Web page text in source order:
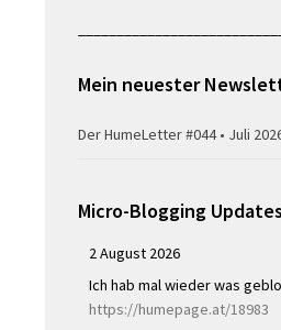
Mein neuester
Der HumeLetter #044 • Juli
Micro-Blogging Updates
2 August 2026
Ich hab mal wieder was
https://humepage.at/18983